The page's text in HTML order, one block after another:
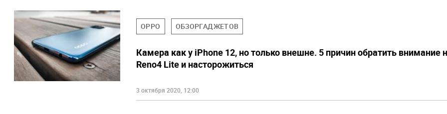
OPPO ОБЗОРГАДЖЕТОВ
Камера как у iPhone 12, но только внешне. 5 причин обратить внимание
Reno4 Lite и насторожиться
3 октября 2020, 12:00